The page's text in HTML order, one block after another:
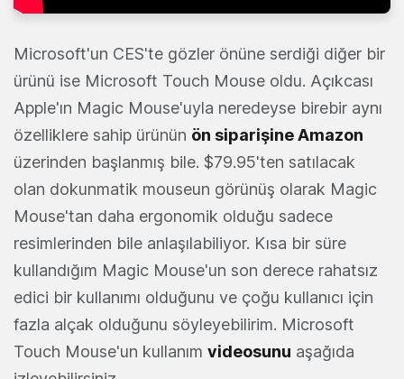
Microsoft'un CES'te gözler önüne serdiği diğer bir
ürünü ise Microsoft Touch Mouse oldu. Açıkcası
Apple'ın Magic Mouse'uyla neredeyse birebir aynı
özelliklere sahip ürünün ön siparişine Amazon
üzerinden başlanmış bile. $79.95'ten satılacak
olan dokunmatik mouseun görünüş olarak Magic
Mouse'tan daha ergonomik olduğu sadece
resimlerinden bile anlaşılabiliyor. Kısa bir süre
kullandığım Magic Mouse'un son derece rahatsız
edici bir kullanımı olduğunu ve çoğu kullanıcı için
fazla alçak olduğunu söyleyebilirim. Microsoft
Touch Mouse'un kullanım videosunu aşağıda